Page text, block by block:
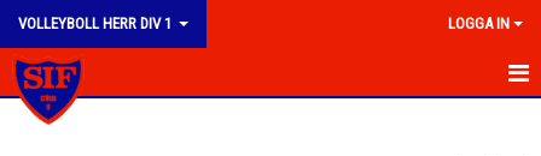
VOLLEYBOLL HERR DIV 1 LOGGA IN
HEM